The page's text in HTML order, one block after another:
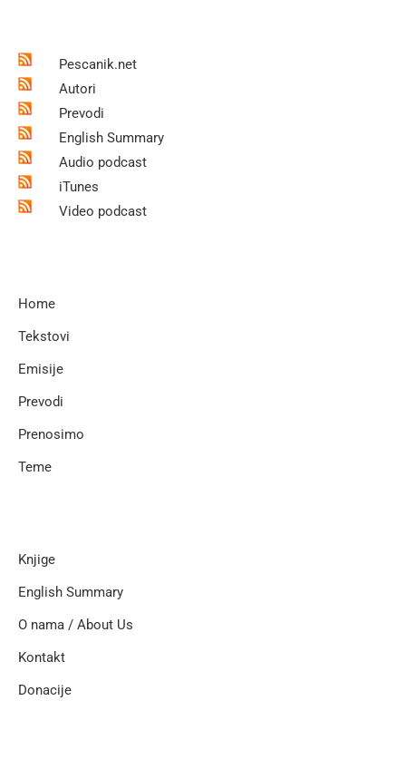
Pescanik.net
Autori
Prevodi
English Summary
Audio podcast
iTunes
Video podcast
Home
Tekstovi
Emisije
Prevodi
Prenosimo
Teme
Knjige
English Summary
O nama / About Us
Kontakt
Donacije